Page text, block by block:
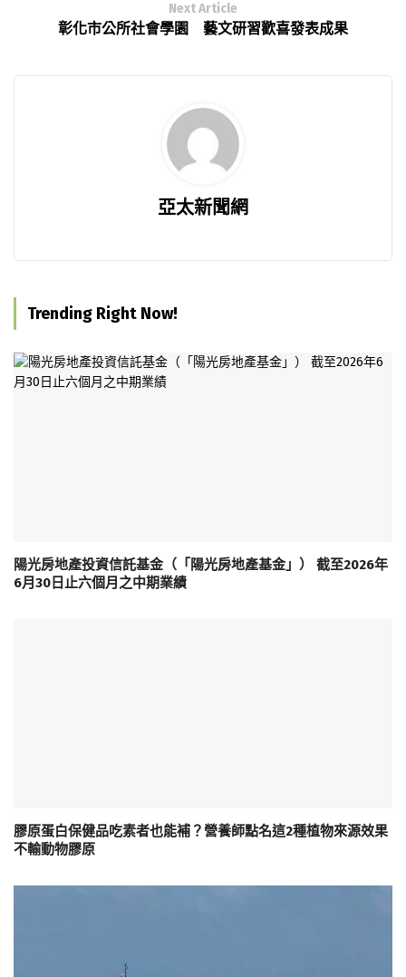
Next Article
彰化市公所社會學園 藝文研習歡喜發表成果
亞太新聞網
Trending Right Now!
陽光房地產投資信託基金（「陽光房地產基金」） 截至2026年
6月30日止六個月之中期業績
膠原蛋白保健品吃素者也能補？營養師點名這2種植物來源效果
不輸動物膠原